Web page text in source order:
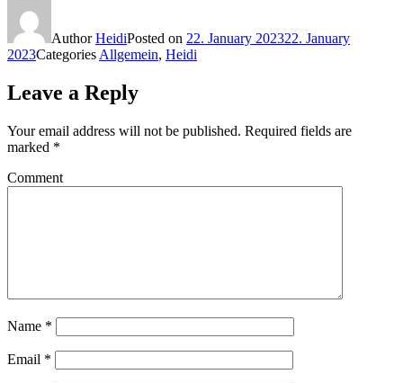
AuthorHeidiPosted on 22. January 202322. January
2023Categories Allgemein, Heidi
Leave a Reply
Your email address will not be published. Required fields are
marked *
Comment
Name *
Email *